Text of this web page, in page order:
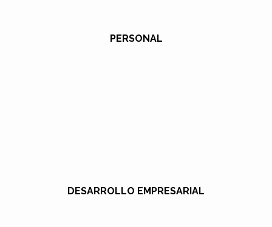
PERSONAL
DESARROLLO EMPRESARIAL